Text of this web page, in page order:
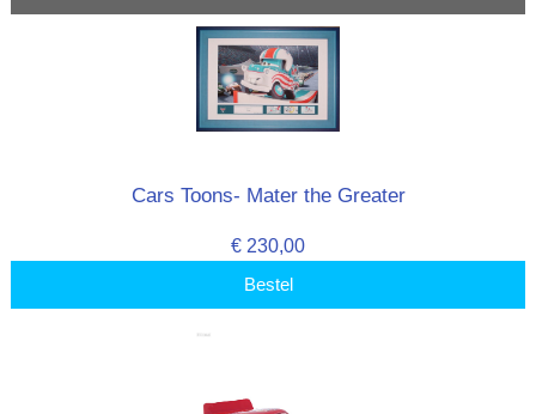
Cars Toons- Mater the Greater
€ 230,00
Bestel